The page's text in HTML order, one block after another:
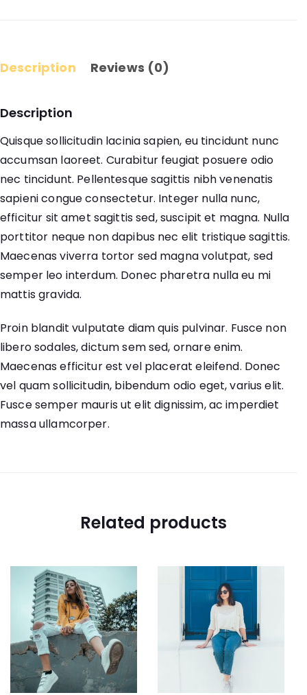
Description Reviews (0)
Description
Quisque sollicitudin lacinia sapien, eu tincidunt nunc
accumsan laoreet. Curabitur feugiat posuere odio
nec tincidunt. Pellentesque sagittis nibh venenatis
sapieni congue consectetur. Integer nulla nunc,
efficitur sit amet sagittis sed, suscipit et magna. Nulla
porttitor neque non dapibus nec elit tristique sagittis.
Maecenas viverra tortor sed magna volutpat, sed
semper leo interdum. Donec pharetra nulla eu mi
mattis gravida.
Proin blandit vulputate diam quis pulvinar. Fusce non
libero sodales, dictum sem sed, ornare enim.
Maecenas efficitur est vel placerat eleifend. Donec
vel quam sollicitudin, bibendum odio eget, varius elit.
Fusce semper mauris ut elit dignissim, ac imperdiet
massa ullamcorper.
Related products